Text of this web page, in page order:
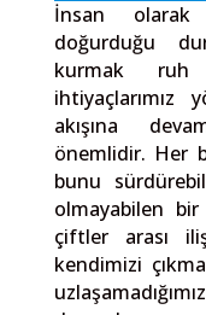
İnsan olarak
doğurduğu
kurmak ruh
ihtiyaçlarımız
akışına
önemlidir. Her
bunu
olmayabilen
çiftler arası
kendimizi